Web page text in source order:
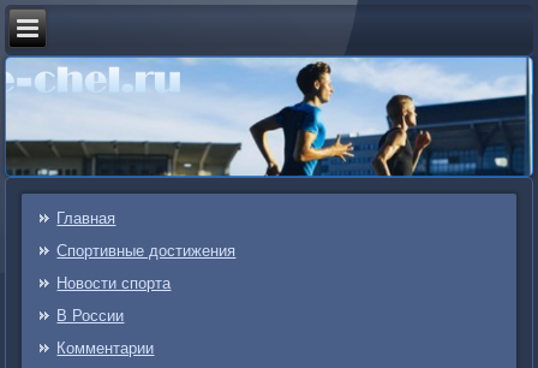
Главная
Спортивные достижения
Новости спорта
В России
Комментарии